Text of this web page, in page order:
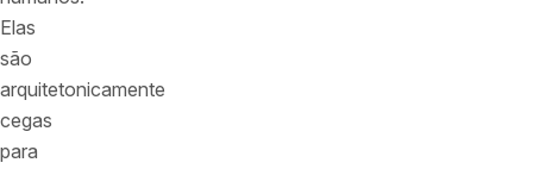
Elas
são
arquitetonicamente
cegas
para